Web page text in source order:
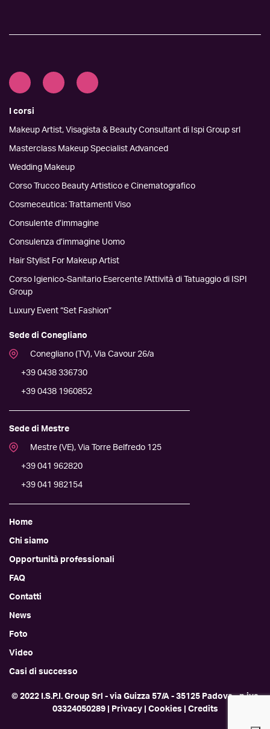
I corsi
Makeup Artist, Visagista & Beauty Consultant di Ispi Group srl
Masterclass Makeup Specialist Advanced
Wedding Makeup
Corso Trucco Beauty Artistico e Cinematografico
Cosmeceutica: Trattamenti Viso
Consulente d’immagine
Consulenza d’immagine Uomo
Hair Stylist For Makeup Artist
Corso Igienico-Sanitario Esercente l'Attività di Tatuaggio di ISPI
Group
Luxury Event “Set Fashion”
Sede di Conegliano
Conegliano (TV), Via Cavour 26/a
+39 0438 336730
+39 0438 1960852
Sede di Mestre
Mestre (VE), Via Torre Belfredo 125
+39 041 962820
+39 041 982154
Home
Chi siamo
Opportunità professionali
FAQ
Contatti
News
Foto
Video
Casi di successo
© 2022 I.S.P.I. Group Srl - via Guizza 57/A - 35125 Padova - p.iva
03324050289| Privacy| Cookies Credits